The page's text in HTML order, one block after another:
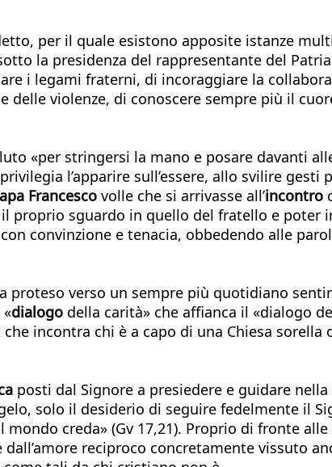
per il quale esistono apposite istanze
la presidenza del rappresentante del
i legami fraterni, di incoraggiare la
violenze, di conoscere sempre più il
«per stringersi la mano e posare davanti
l’apparire sull’essere, allo svilire gesti
Francesco volle che si arrivasse all’incontro
proprio sguardo in quello del fratello e poter
convinzione e tenacia, obbedendo alle
proteso verso un sempre più quotidiano
dialogo della carità» che affianca il «dialogo
incontra chi è a capo di una Chiesa sorella
posti dal Signore a presiedere e guidare nella
solo il desiderio di seguire fedelmente il
creda» (Gv 17,21). Proprio di fronte
reciproco concretamente vissuto